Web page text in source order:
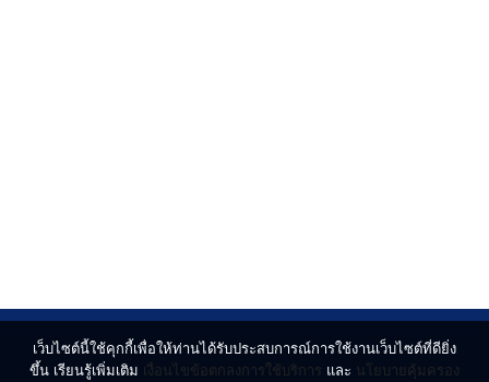
เว็บไซต์นี้ใช้คุกกี้เพื่อให้ท่านได้รับประสบการณ์การใช้งานเว็บไซต์ที่ดียิ่ง
ขึ้น เรียนรู้เพิ่มเติม เงื่อนไขข้อตกลงการใช้บริการ และ นโยบายคุ้มครอง